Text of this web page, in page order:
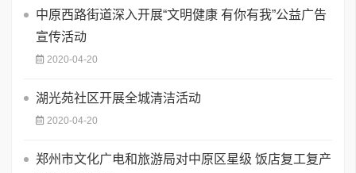
中原西路街道深入开展“文明健康 有你有我”公益广告
宣传活动
2020-04-20
湖光苑社区开展全城清洁活动
2020-04-20
郑州市文化广电和旅游局对中原区星级 饭店复工复产